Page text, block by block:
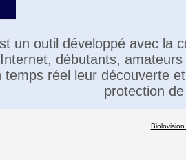
un outil développé avec la
débutants,
temps réel leur découverte
protection
Biolovision